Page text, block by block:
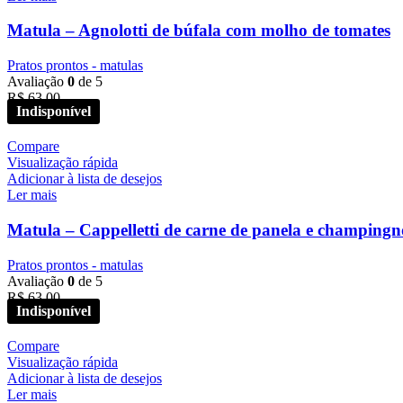
Matula – Agnolotti de búfala com molho de tomates
Pratos prontos - matulas
Avaliação 0 de 5
R$63,00
Compare
Visualização rápida
Adicionar à lista de desejos
Ler mais
Matula – Cappelletti de carne de panela e
Pratos prontos - matulas
Avaliação 0 de 5
R$63,00
Compare
Visualização rápida
Adicionar à lista de desejos
Ler mais